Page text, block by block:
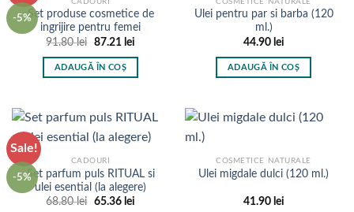
variații.
Opțiunile
pot
fi
alese
produsului.
-5%Set produse cosmetice de
ingrijire pentru femei
91.80lei
Prețul
a
fost:
87.21 leiPrețul
este:
ADAUGĂ ÎN COȘ
Ulei pentru par si barba (120
ml.)
44.90 lei
ADAUGĂ ÎN COȘ
Sale!
-5%
CADOURI
Set parfum puls RITUAL si
ulei esential (la alegere)
68.80lei
Prețul
65.36 leiPrețul
COSMETICE NATURALE
Ulei migdale dulci (120 ml.)
41.90 lei